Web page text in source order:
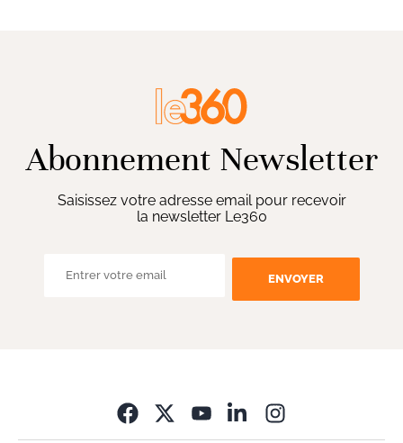
Abonnement Newsletter
Saisissez votre adresse email pour recevoir
la newsletter Le360
ENVOYER